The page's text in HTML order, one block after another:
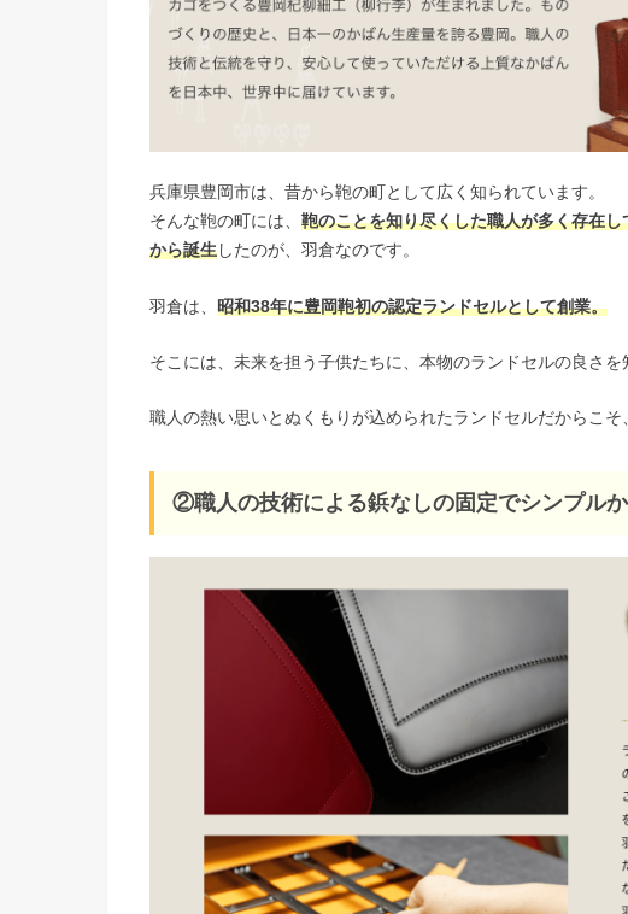
兵庫県豊岡市は、昔から鞄の町として広く知られています。
そんな鞄の町には、 鞄のことを知り尽くした職人が多く存在
から誕生したのが、羽倉なのです。
羽倉は、 昭和38年に豊岡鞄初の認定ランドセルとして創業。
そこには、未来を担う子供たちに、本物のランドセルの良さ
職人の熱い思いとぬくもりが込められたランドセルだからこそ
②職人の技術による鋲なしの固定でシンプル